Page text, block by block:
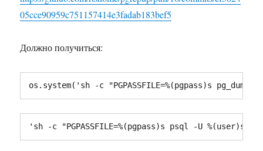
05cce90959c751157414e3fadab183bef5
Должно получиться:
os.system('sh -c "PGPASSFILE=%(pgpass)s
'sh -c "PGPASSFILE=%(pgpass)s psql -U